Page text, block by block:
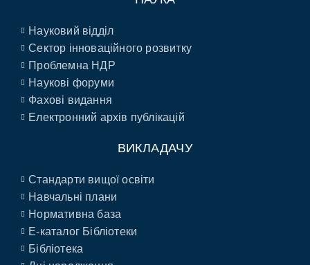
Науковий відділ
Сектор інноваційного розвитку
Проблемна НДР
Наукові форуми
Фахові видання
Електронний архів публікацій
ВИКЛАДАЧУ
Стандарти вищої освіти
Навчальні плани
Нормативна база
E-каталог Бібліотеки
Бібліотека